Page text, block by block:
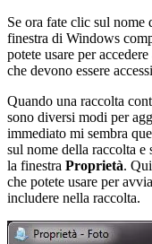
Se ora fate clic sul nome
finestra di Windows
potete usare per
che devono essere
Quando una raccolta
sono diversi modi per
immediato mi sembra
sul nome della raccolta e
la finestra Proprietà.
che potete usare per
includere nella raccolta.